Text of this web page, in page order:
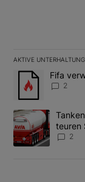
AKTIVE
Das Folgende
Ein Trendartikel
Fifa
2
Ein Trendartikel
teuren
2